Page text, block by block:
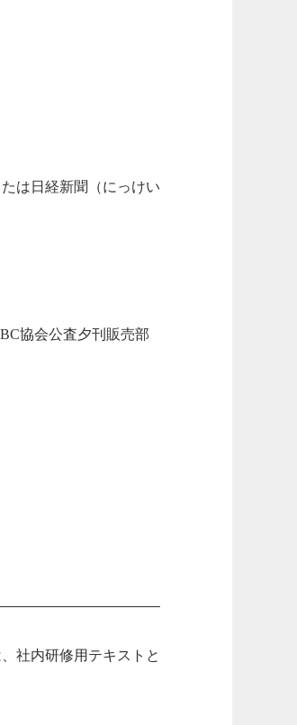
は日経新聞（にっけい
協会公査夕刊販売部
社内研修用テキストと